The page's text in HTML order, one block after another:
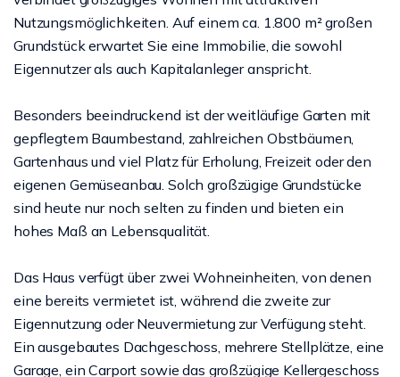
Nutzungsmöglichkeiten. Auf einem ca. 1.800 m² großen
Grundstück erwartet Sie eine Immobilie, die sowohl
Eigennutzer als auch Kapitalanleger anspricht.
Besonders beeindruckend ist der weitläufige Garten mit
gepflegtem Baumbestand, zahlreichen Obstbäumen,
Gartenhaus und viel Platz für Erholung, Freizeit oder den
eigenen Gemüseanbau. Solch großzügige Grundstücke
sind heute nur noch selten zu finden und bieten ein
hohes Maß an Lebensqualität.
Das Haus verfügt über zwei Wohneinheiten, von denen
eine bereits vermietet ist, während die zweite zur
Eigennutzung oder Neuvermietung zur Verfügung steht.
Ein ausgebautes Dachgeschoss, mehrere Stellplätze, eine
Garage, ein Carport sowie das großzügige Kellergeschoss